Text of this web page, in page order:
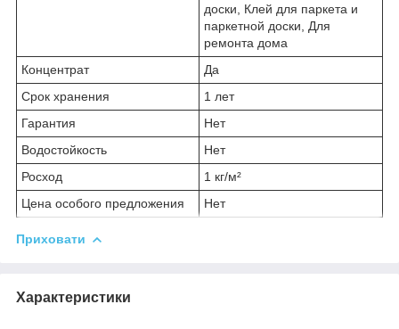
доски, Клей для паркета и
паркетной доски, Для
ремонта дома
Концентрат
Да
Срок хранения
1 лет
Гарантия
Нет
Водостойкость
Нет
Росход
1 кг/м²
Цена особого предложения
Нет
Приховати
Характеристики